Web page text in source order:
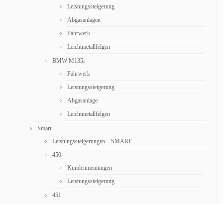
Leistungssteigerung
Abgasanlagen
Fahrwerk
Leichtmetallfelgen
BMW M135i
Fahrwerk
Leistungssteigerung
Abgasanlage
Leichtmetallfelgen
Smart
Leistungssteigerungen – SMART
450
Kundenmeinungen
Leistungssteigerung
451